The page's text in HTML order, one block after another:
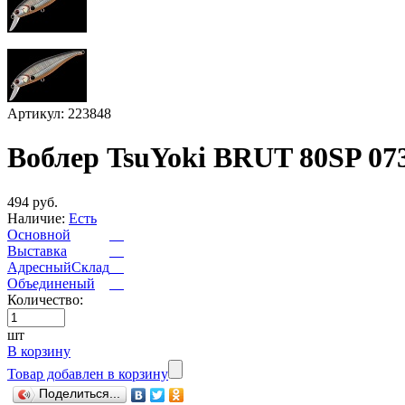
Артикул: 223848
Воблер TsuYoki BRUT 80SP
494 руб.
Наличие: Есть
Основной
Выставка
АдресныйСклад
Объединеный
Количество:
шт
В корзину
Товар добавлен в корзину
Поделиться...